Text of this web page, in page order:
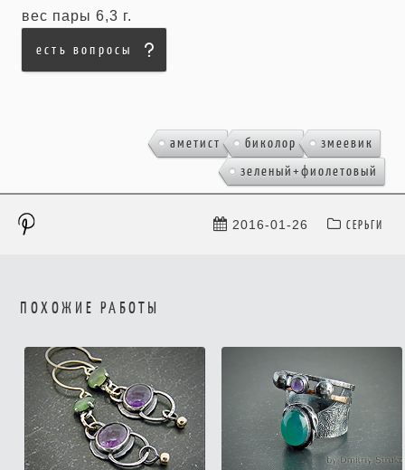
вес пары 6,3 г.
есть вопросы
аметист , биколор , змеевик
зеленый+фиолетовый
2016-01-26 СЕРЬГИ
ПОХОЖИЕ РАБОТЫ